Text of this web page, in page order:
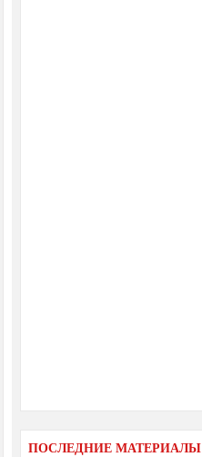
ПОСЛЕДНИЕ МАТЕРИАЛЫ